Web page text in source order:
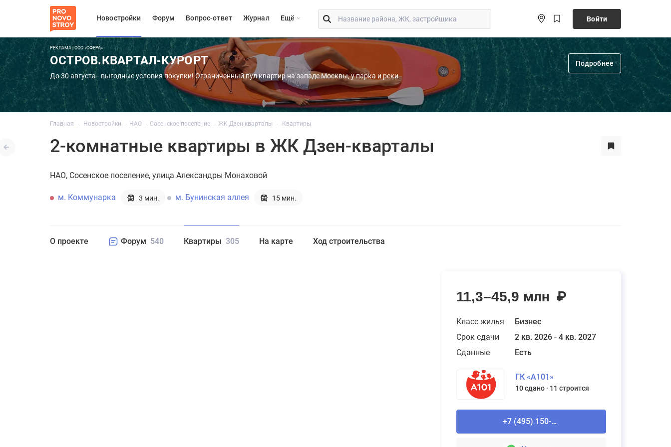
Новостройки Форум Вопрос-ответ Журнал Eщё Войти
РЕКЛАМА | ООО «СФЕРА»
ОСТРОВ.КВАРТАЛ-КУРОРТ
До 30 августа - выгодные условия покупки! Ограниченный пул квартир на западе Москвы, у парка и реки
Подробнее
Главная Новостройки НАО Сосенское поселение ЖК Дзен-кварталы Квартиры
2-комнатные квартиры в ЖК Дзен-кварталы
НАО Сосенское поселение улица Александры Монаховой
м. Коммунарка 3 мин. м. Бунинская аллея 15 мин.
О проекте Форум 540 Квартиры 305 На карте Ход строительства
11,3–45,9 млн ₽
Класс жилья
Бизнес
Срок сдачи
2 кв. 2026 - 4 кв. 2027
Сданные
Есть
ГК «А101»
10 сдано 11 строится
+7 (495) 150-90-61